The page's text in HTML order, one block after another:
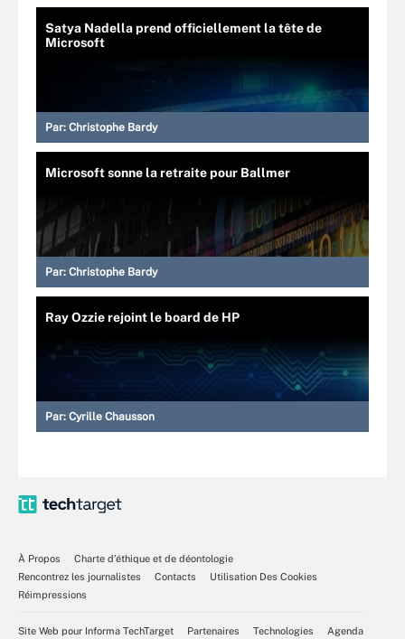
Satya Nadella prend officiellement la tête de
Microsoft
Par: Christophe Bardy
Microsoft sonne la retraite pour Ballmer
Par: Christophe Bardy
Ray Ozzie rejoint le board de HP
Par: Cyrille Chausson
À Propos
Charte d’éthique et de déontologie
Rencontrez les journalistes
Contacts
Utilisation Des Cookies
Réimpressions
Site Web pour Informa TechTarget Partenaires Technologies Agenda